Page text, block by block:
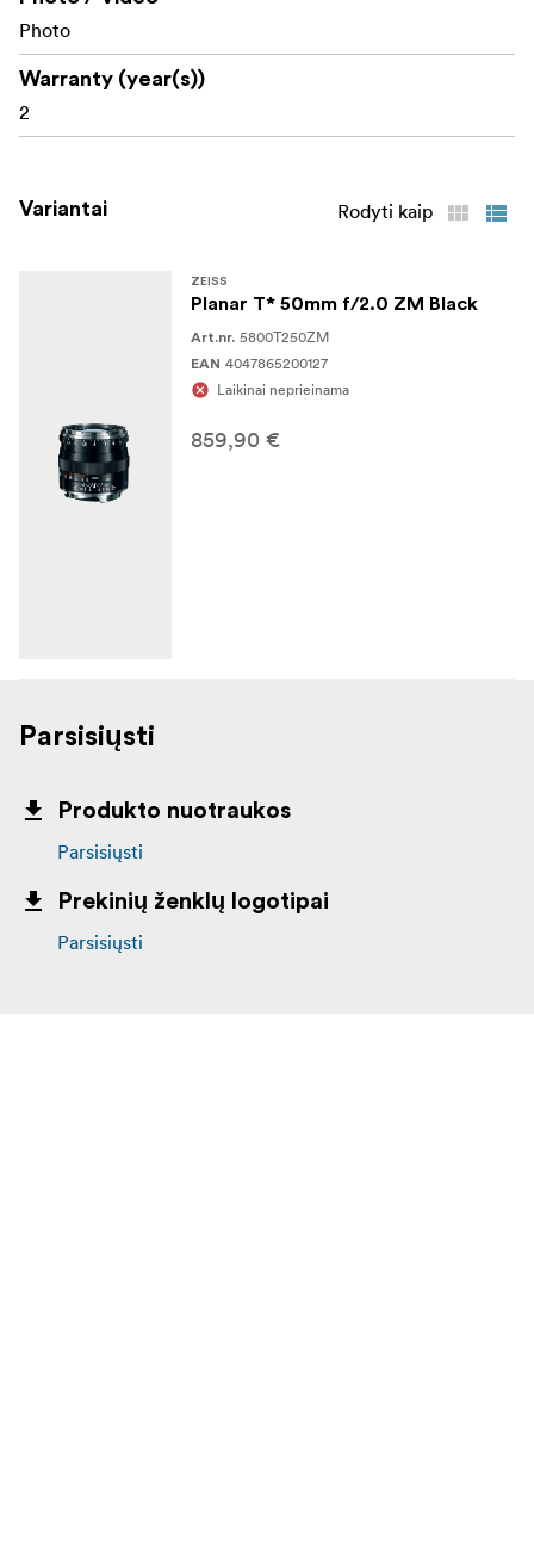
Photo
Warranty (year(s))
2
Variantai Rodyti kaip
ZEISS
Planar T* 50mm f/2.0 ZM Black
Art.nr. 5800T250ZM
EAN 4047865200127
Laikinai neprieinama
859,90 €
Parsisiųsti
Produkto nuotraukos
Parsisiųsti
Prekinių ženklų logotipai
Parsisiųsti